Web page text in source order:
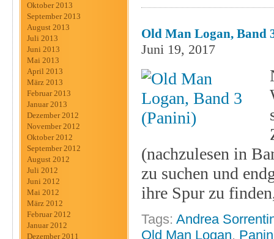
Oktober 2013
September 2013
August 2013
Juli 2013
Juni 2013
Mai 2013
April 2013
März 2013
Februar 2013
Januar 2013
Dezember 2012
November 2012
Oktober 2012
September 2012
August 2012
Juli 2012
Juni 2012
Mai 2012
März 2012
Februar 2012
Januar 2012
Dezember 2011
Old Man Logan, Band
Juni 19, 2017
(nachzulesen in
zu suchen und
ihre Spur zu
Tags: Andrea
Old Man Logan,